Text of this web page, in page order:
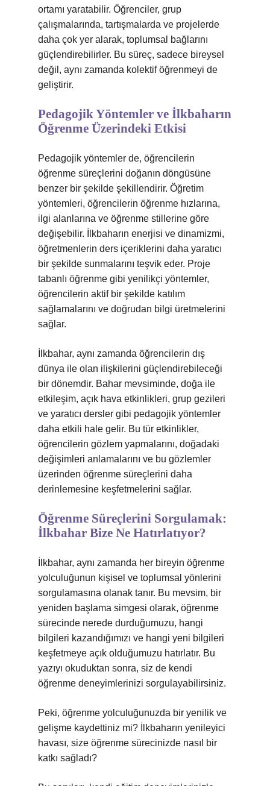
ortamı yaratabilir. Öğrenciler, grup
çalışmalarında, tartışmalarda ve projelerde
daha çok yer alarak, toplumsal bağlarını
güçlendirebilirler. Bu süreç, sadece bireysel
değil, aynı zamanda kolektif öğrenmeyi de
geliştirir.
Pedagojik Yöntemler ve İlkbaharın
Öğrenme Üzerindeki Etkisi
Pedagojik yöntemler de, öğrencilerin
öğrenme süreçlerini doğanın döngüsüne
benzer bir şekilde şekillendirir. Öğretim
yöntemleri, öğrencilerin öğrenme hızlarına,
ilgi alanlarına ve öğrenme stillerine göre
değişebilir. İlkbaharın enerjisi ve dinamizmi,
öğretmenlerin ders içeriklerini daha yaratıcı
bir şekilde sunmalarını teşvik eder. Proje
tabanlı öğrenme gibi yenilikçi yöntemler,
öğrencilerin aktif bir şekilde katılım
sağlamalarını ve doğrudan bilgi üretmelerini
sağlar.
İlkbahar, aynı zamanda öğrencilerin dış
dünya ile olan ilişkilerini güçlendirebileceği
bir dönemdir. Bahar mevsiminde, doğa ile
etkileşim, açık hava etkinlikleri, grup gezileri
ve yaratıcı dersler gibi pedagojik yöntemler
daha etkili hale gelir. Bu tür etkinlikler,
öğrencilerin gözlem yapmalarını, doğadaki
değişimleri anlamalarını ve bu gözlemler
üzerinden öğrenme süreçlerini daha
derinlemesine keşfetmelerini sağlar.
Öğrenme Süreçlerini Sorgulamak:
İlkbahar Bize Ne Hatırlatıyor?
İlkbahar, aynı zamanda her bireyin öğrenme
yolculuğunun kişisel ve toplumsal yönlerini
sorgulamasına olanak tanır. Bu mevsim, bir
yeniden başlama simgesi olarak, öğrenme
sürecinde nerede durduğumuzu, hangi
bilgileri kazandığımızı ve hangi yeni bilgileri
keşfetmeye açık olduğumuzu hatırlatır. Bu
yazıyı okuduktan sonra, siz de kendi
öğrenme deneyimlerinizi sorgulayabilirsiniz.
Peki, öğrenme yolculuğunuzda bir yenilik ve
gelişme kaydettiniz mi? İlkbaharın yenileyici
havası, size öğrenme sürecinizde nasıl bir
katkı sağladı?